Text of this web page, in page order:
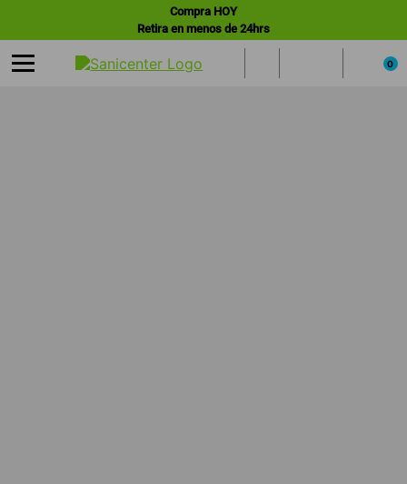
Compra HOY
Retira en menos de 24hrs
0